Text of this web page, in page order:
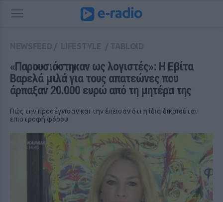
«Παρουσιάστηκαν ως λογιστές»: Η Εβίτα
Βαρελά μιλά για τους απατεώνες που
άρπαξαν 20.000 ευρώ από τη μητέρα της
Πώς την προσέγγισαν και την έπεισαν ότι η ίδια δικαιούται
επιστροφή φόρου